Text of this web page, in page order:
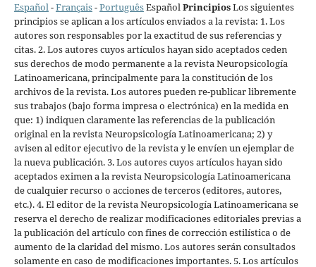
Español-Français-PortuguêsEspañolPrincipiosLos siguientes
principios se aplican a los artículos enviados a la revista: 1. Los
autores son responsables por la exactitud de sus referencias y
citas. 2. Los autores cuyos artículos hayan sido aceptados ceden
sus derechos de modo permanente a la revista Neuropsicología
Latinoamericana, principalmente para la constitución de los
archivos de la revista. Los autores pueden re-publicar libremente
sus trabajos (bajo forma impresa o electrónica) en la medida en
que: 1) indiquen claramente las referencias de la publicación
original en la revista Neuropsicología Latinoamericana; 2) y
avisen al editor ejecutivo de la revista y le envíen un ejemplar de
la nueva publicación. 3. Los autores cuyos artículos hayan sido
aceptados eximen a la revista Neuropsicología Latinoamericana
de cualquier recurso o acciones de terceros (editores, autores,
etc.). 4. El editor de la revista Neuropsicología Latinoamericana se
reserva el derecho de realizar modificaciones editoriales previas a
la publicación del artículo con fines de corrección estilística o de
aumento de la claridad del mismo. Los autores serán consultados
solamente en caso de modificaciones importantes. 5. Los artículos